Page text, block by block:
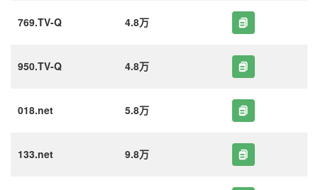
769.TV-Q 4.8万
950.TV-Q 4.8万
018.net 5.8万
133.net 9.8万